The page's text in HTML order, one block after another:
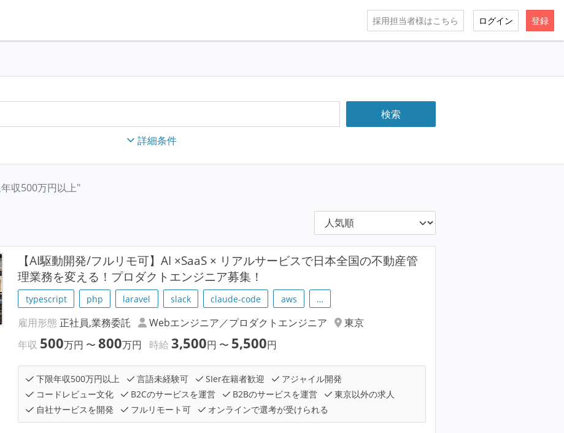
採用担当者様はこちら ログイン 登録
詳細条件
収500万円以上"
【AI駆動開発/フルリモ可】AI ×SaaS × リアルサービスで日本全国の不動産管
理業務を変える！プロダクトエンジニア募集！
typescript php laravel slack claude-code aws …
雇用形態 正社員,業務委託 Webエンジニア／プロダクトエンジニア
東京
年収 500万円 〜800万円 時給3,500円 〜 5,500円
下限年収500万円以上 言語未経験可 SIer在籍者歓迎
アジャイル開発
コードレビュー文化
B2Cのサービスを運営 B2Bのサービスを運営
東京以外の求人
自社サービスを開発
フルリモート可 オンラインで選考が受けられる